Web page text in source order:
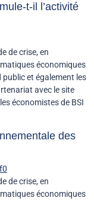
t-il l’activité
de crise, en
économiques
et également les
avec le site
économistes de BSI
des
de crise, en
économiques